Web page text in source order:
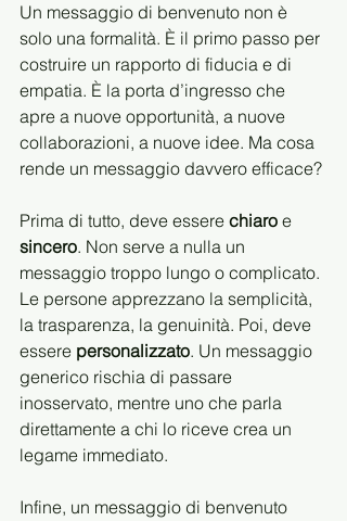
Un messaggio di benvenuto non è
solo una formalità. È il primo passo per
costruire un rapporto di fiducia e di
empatia. È la porta d’ingresso che
apre a nuove opportunità, a nuove
collaborazioni, a nuove idee. Ma cosa
rende un messaggio davvero efficace?
Prima di tutto, deve essere chiaro e
sincero. Non serve a nulla un
messaggio troppo lungo o complicato.
Le persone apprezzano la semplicità,
la trasparenza, la genuinità. Poi, deve
essere personalizzato. Un messaggio
generico rischia di passare
inosservato, mentre uno che parla
direttamente a chi lo riceve crea un
legame immediato.
Infine, un messaggio di benvenuto